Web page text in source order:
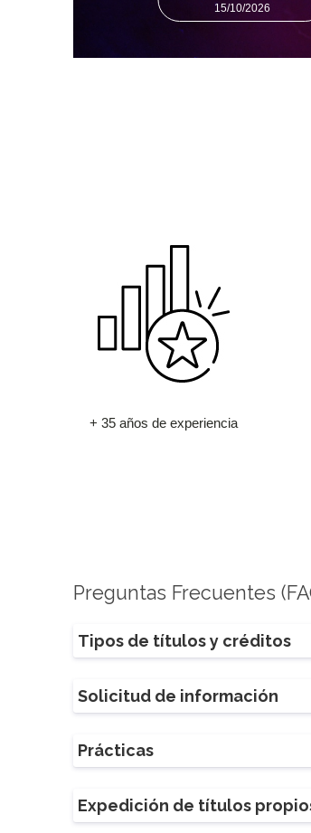
15/10/2026
+ 35 años de experiencia
Preguntas Frecuentes
Tipos de títulos y créditos
Solicitud de información
Prácticas
Expedición de títulos